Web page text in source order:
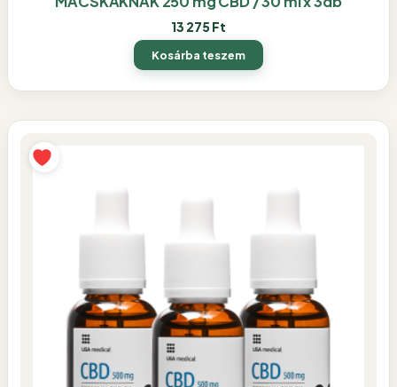
13 275 Ft
Kosárba teszem